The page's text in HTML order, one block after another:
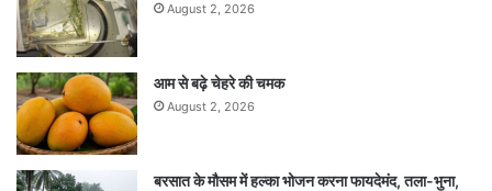
August 2, 2026
आम से बढ़े चेहरे की चमक
August 2, 2026
बरसात के मौसम में हल्का भोजन करना फायदेमंद, तला-भुना,